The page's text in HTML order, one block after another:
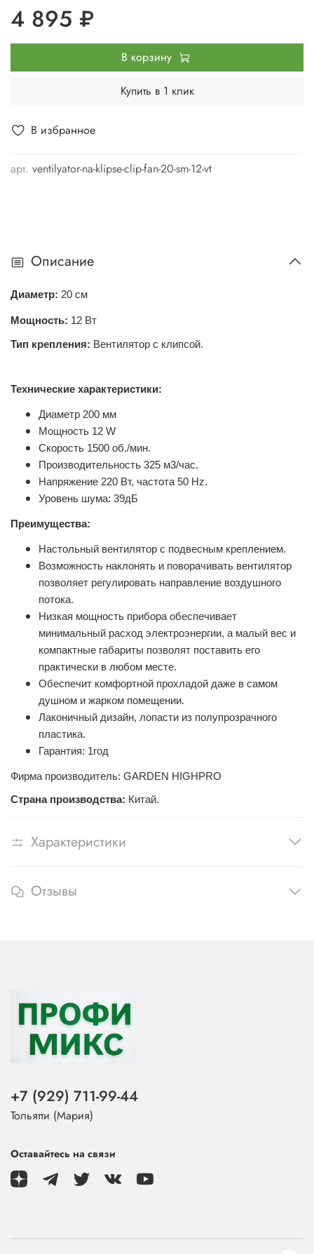
В избранное
арт. ventilyator-na-klipse-clip-fan-20-sm-12-vt
4 895 ₽
В корзину
Купить в 1 клик
Описание
Диаметр: 20 см
Мощность: 12 Вт
Тип крепления: Вентилятор с клипсой.
Технические характеристики:
Диаметр 200 мм
Мощность 12 W
Скорость 1500 об./мин.
Производительность 325 м3/час.
Напряжение 220 Вт, частота 50 Hz.
Уровень шума: 39дБ
Преимущества:
Настольный вентилятор с подвесным креплением.
Возможность наклонять и поворачивать вентилятор
позволяет регулировать направление воздушного
потока.
Низкая мощность прибора обеспечивает
минимальный расход электроэнергии, а малый вес и
компактные габариты позволят поставить его
практически в любом месте.
Обеспечит комфортной прохладой даже в самом
душном и жарком помещении.
Лаконичный дизайн, лопасти из полупрозрачного
пластика.
Гарантия: 1год
Фирма производитель: GARDEN HIGHPRO
Страна производства: Китай.
Характеристики
Отзывы
+7 (929) 711-99-44
Тольятти (Мария)
Оставайтесь на связи